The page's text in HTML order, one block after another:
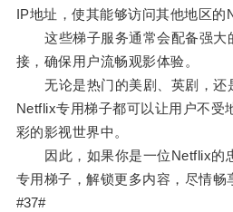
IP地址，使其能够访问其他地区的
这些梯子服务通常会配备强大
接，确保用户流畅观影体验。
无论是热门的美剧、英剧，还
Netflix专用梯子都可以让用户不受
彩的影视世界中。
因此，如果你是一位Netflix的
专用梯子，解锁更多内容，尽情畅
#37#